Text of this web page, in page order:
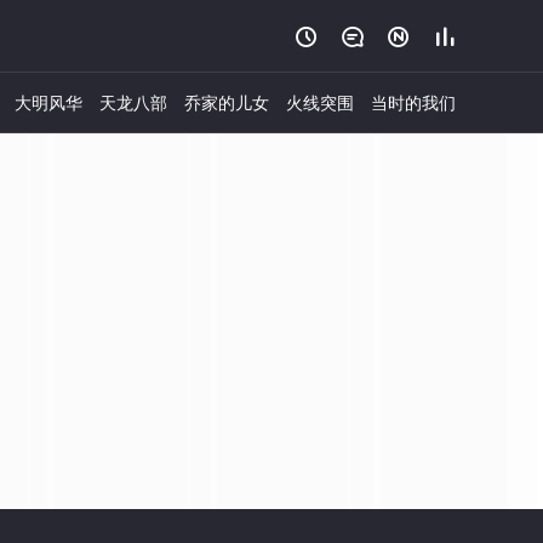
   
大明风华 天龙八部 乔家的儿女 火线突围 当时的我们